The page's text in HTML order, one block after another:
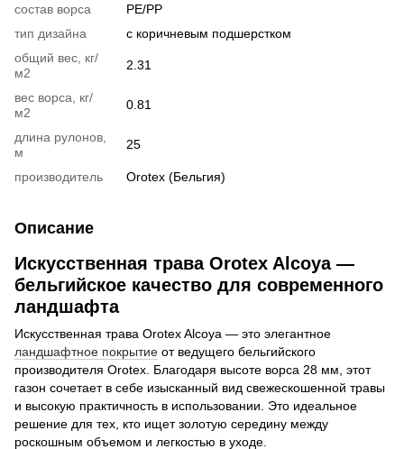
состав ворса
PE/PP
тип дизайна
с коричневым подшерстком
общий вес, кг/
м2
2.31
вес ворса, кг/
м2
0.81
длина рулонов,
м
25
производитель Orotex (Бельгия)
Описание
Искусственная трава Orotex Alcoya —
бельгийское качество для современного
ландшафта
Искусственная трава Orotex Alcoya — это элегантное
ландшафтное покрытие от ведущего бельгийского
производителя Orotex. Благодаря высоте ворса 28 мм, этот
газон сочетает в себе изысканный вид свежескошенной травы
и высокую практичность в использовании. Это идеальное
решение для тех, кто ищет золотую середину между
роскошным объемом и легкостью в уходе.